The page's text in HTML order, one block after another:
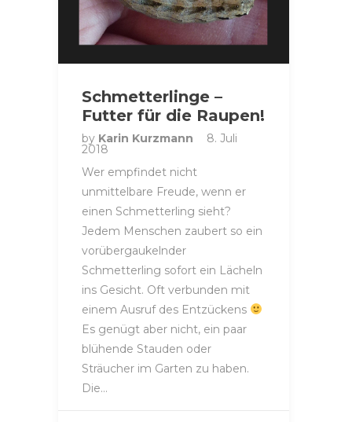
Schmetterlinge –
Futter für die Raupen!
by Karin Kurzmann 8. Juli
2018
Wer empfindet nicht
unmittelbare Freude, wenn er
einen Schmetterling sieht?
Jedem Menschen zaubert so ein
vorübergaukelnder
Schmetterling sofort ein Lächeln
ins Gesicht. Oft verbunden mit
einem Ausruf des Entzückens
Es genügt aber nicht, ein paar
blühende Stauden oder
Sträucher im Garten zu haben.
Die…